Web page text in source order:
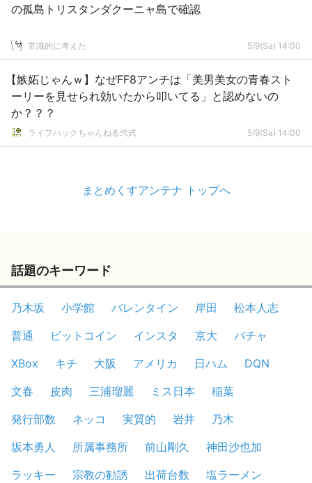
の孤島トリスタンダクーニャ島で確認
常識的に考えた 5/9(Sa) 14:00
【嫉妬じゃんｗ】なぜFF8アンチは「美男美女の青春スト
ーリーを見せられ効いたから叩いてる」と認めないの
か？？？
ライフハックちゃんねる弐式 5/9(Sa) 14:00
まとめくすアンテナ トップへ
話題のキーワード
乃木坂 小学館 バレンタイン 岸田
松本人志
普通
ビットコイン インスタ 京大
バチャ
XBox
キチ 大阪 アメリカ 日ハム
DQN
文春
皮肉 三浦瑠麗 ミス日本
稲葉
発行部数
ネッコ 実質的 岩井
乃木
坂本勇人
所属事務所 前山剛久
神田沙也加
ラッキー
宗教の勧誘 出荷台数
塩ラーメン